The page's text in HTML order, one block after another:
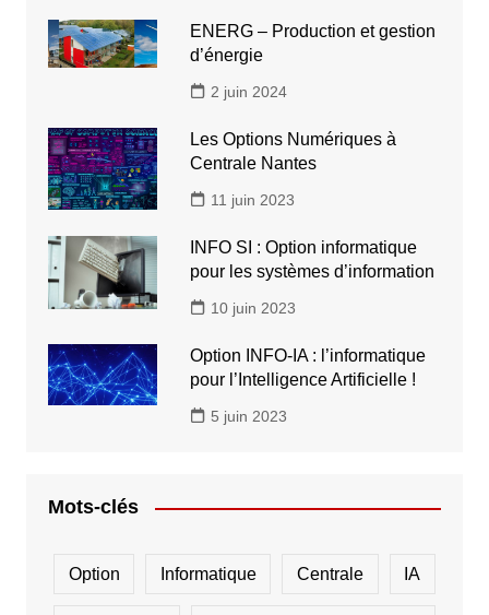
ENERG – Production et gestion
d’énergie
2 juin 2024
Les Options Numériques à
Centrale Nantes
11 juin 2023
INFO SI : Option informatique
pour les systèmes d’information
10 juin 2023
Option INFO-IA : l’informatique
pour l’Intelligence Artificielle !
5 juin 2023
Mots-clés
Option Informatique Centrale IA